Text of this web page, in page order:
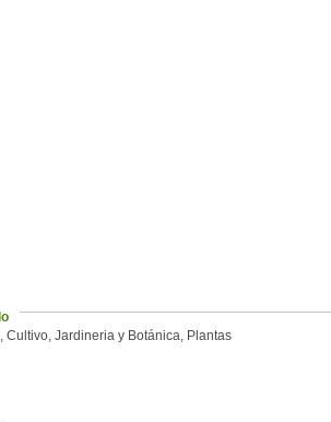
, Cultivo, Jardineria y Botánica, Plantas